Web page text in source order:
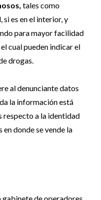
tales como
es en el interior, y
para mayor facilidad
cual pueden indicar el
drogas.
al denunciante datos
la información está
respecto a la identidad
en donde se vende la